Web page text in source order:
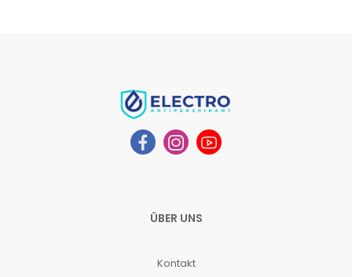
ÜBER UNS
Kontakt